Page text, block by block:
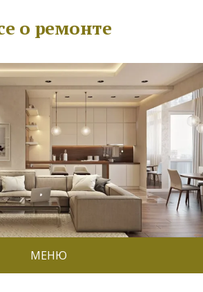
о ремонте
МЕНЮ